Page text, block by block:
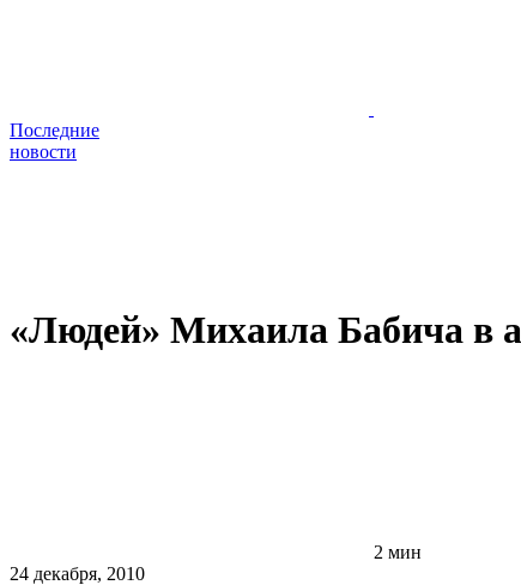
Последние
новости
«Людей» Михаила Бабича в
2 мин
24 декабря, 2010